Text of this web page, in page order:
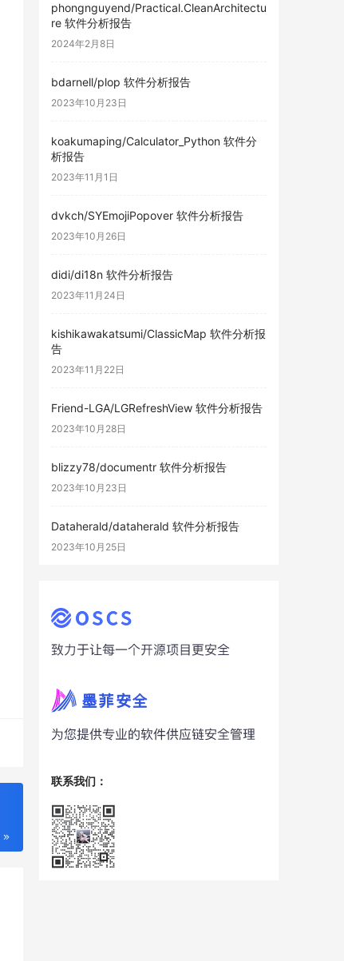
phongnguyend/Practical.CleanArchitectu
re 软件分析报告
2024年2月8日
bdarnell/plop 软件分析报告
2023年10月23日
koakumaping/Calculator_Python 软件分
析报告
2023年11月1日
dvkch/SYEmojiPopover 软件分析报告
2023年10月26日
didi/di18n 软件分析报告
2023年11月24日
kishikawakatsumi/ClassicMap 软件分析报
告
2023年11月22日
Friend-LGA/LGRefreshView 软件分析报告
2023年10月28日
blizzy78/documentr 软件分析报告
2023年10月23日
Dataherald/dataherald 软件分析报告
2023年10月25日
联系我们：